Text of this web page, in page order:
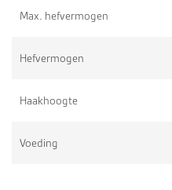
Max. hefvermogen
Hefvermogen
Haakhoogte
Voeding